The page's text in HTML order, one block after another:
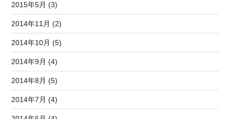
2015年5月 (3)
2014年11月 (2)
2014年10月 (5)
2014年9月 (4)
2014年8月 (5)
2014年7月 (4)